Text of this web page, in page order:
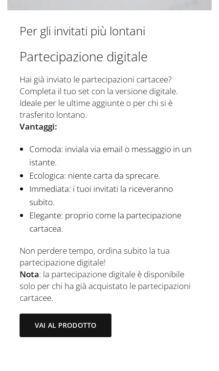
Per gli invitati più lontani
Partecipazione digitale
Hai già inviato le partecipazioni cartacee?
Completa il tuo set con la versione digitale.
Ideale per le ultime aggiunte o per chi si è
trasferito lontano.
Vantaggi:
Comoda: inviala via email o messaggio in un
istante.
Ecologica: niente carta da sprecare.
Immediata: i tuoi invitati la riceveranno
subito.
Elegante: proprio come la partecipazione
cartacea.
Non perdere tempo, ordina subito la tua
partecipazione digitale!
Nota: la partecipazione digitale è disponibile
solo per chi ha già acquistato le partecipazioni
cartacee.
VAI AL PRODOTTO